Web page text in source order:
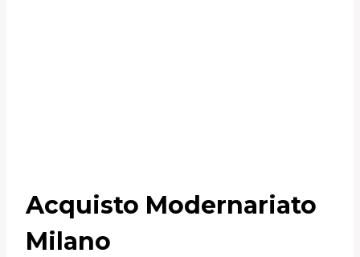
Acquisto Modernariato
Milano